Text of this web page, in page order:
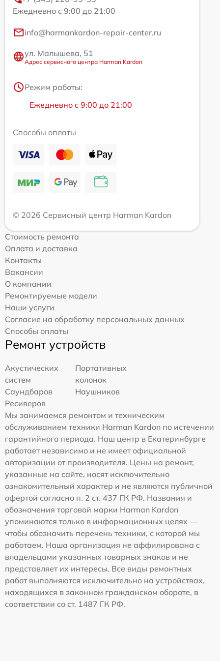
Ежедневно с 9:00 до 21:00
info@harmankardon-repair-center.ru
ул. Малышева, 51
Адрес сервисного центра Harman Kardon
Режим работы:
Ежедневно с 9:00 до 21:00
Способы оплаты
© 2026 Сервисный центр Harman Kardon
Стоимость ремонта
Оплата и доставка
Контакты
Вакансии
О компании
Ремонтируемые модели
Наши услуги
Согласие на обработку персональных данных
Способы оплаты
Ремонт устройств
Акустических
систем
Портативных
колонок
Саундбаров
Наушников
Ресиверов
Мы занимаемся ремонтом и техническим
обслуживанием техники Harman Kardon по истечении
гарантийного периода. Наш центр в Екатеринбурге
работает независимо и не имеет официальной
авторизации от производителя. Цены на ремонт,
указанные на сайте, носят исключительно
ознакомительный характер и не являются публичной
офертой согласно п. 2 ст. 437 ГК РФ. Названия и
обозначения торговой марки Harman Kardon
упоминаются только в информационных целях —
чтобы обозначить перечень техники, с которой мы
работаем. Наша организация не аффилирована с
владельцами указанных товарных знаков и не
представляет их интересы. Все виды ремонтных
работ выполняются исключительно на устройствах,
находящихся в законном гражданском обороте, в
соответствии со ст. 1487 ГК РФ.